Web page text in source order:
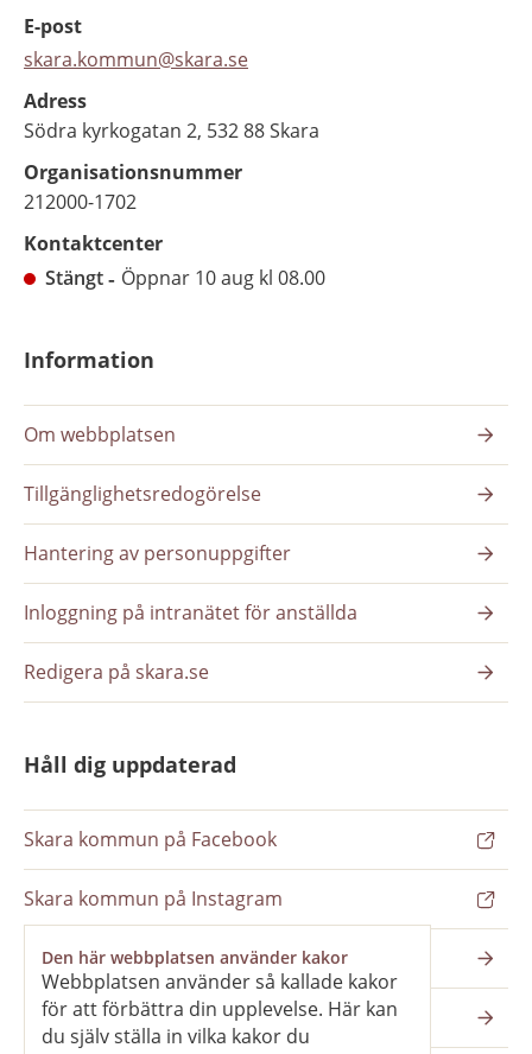
Den här webbplatsen använder kakor
Webbplatsen använder så kallade kakor
för att förbättra din upplevelse. Här kan
du själv ställa in vilka kakor du
E-post
skara.kommun@skara.se
Adress
Södra kyrkogatan 2, 532 88 Skara
Organisationsnummer
212000-1702
Kontaktcenter
Stängt
Öppnar 10 aug kl 08.00
Information
Om webbplatsen
Tillgänglighetsredogörelse
Hantering av personuppgifter
Inloggning på intranätet för anställda
Redigera på skara.se
Håll dig uppdaterad
Skara kommun på Facebook
Skara kommun på Instagram
Nyhetsbrev
Pressrum